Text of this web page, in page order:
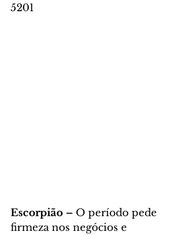
5201
Escorpião – O período pede
firmeza nos negócios e